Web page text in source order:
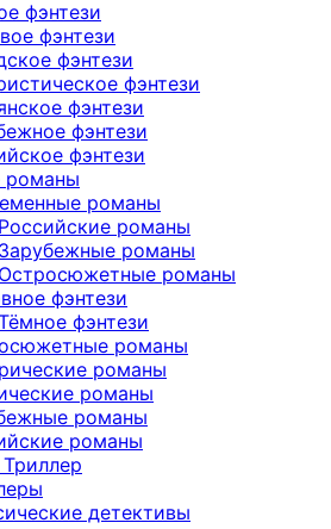
фэнтези
фэнтези
фэнтези
фэнтези
фэнтези
фэнтези
фэнтези
романы
романы
Российские романы
Зарубежные романы
Остросюжетные романы
фэнтези
фэнтези
романы
романы
романы
романы
романы
детективы